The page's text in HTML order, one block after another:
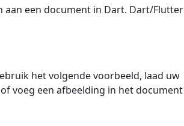
aan een document in Dart. Dart/Flutter
het volgende voorbeeld, laad uw
voeg een afbeelding in het document